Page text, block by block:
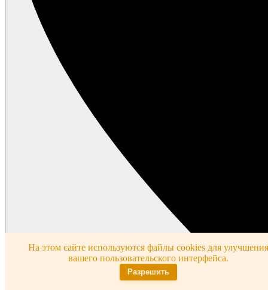
На этом сайте используются файлы cookies для улучшения
вашего пользовательского интерфейса.
Разрешить